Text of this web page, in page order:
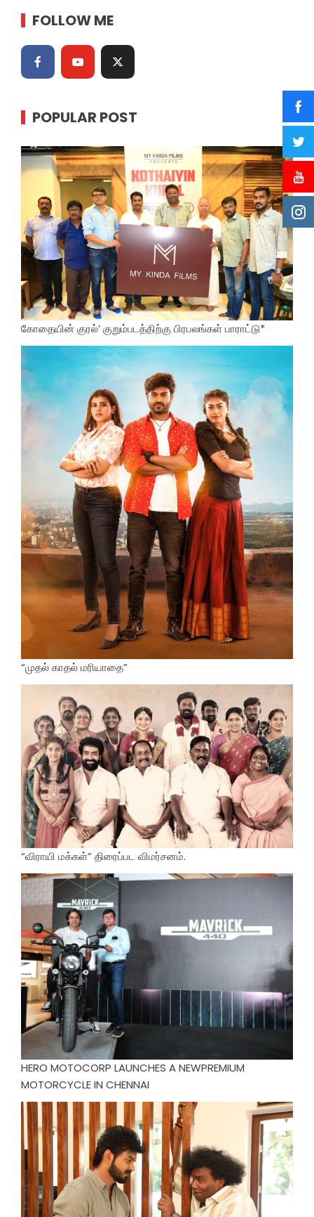
FOLLOW ME
POPULAR POST
கோதையின் குரல்’ குறும்படத்திற்கு பிரபலங்கள் பாராட்டு*
“முதல் காதல் மரியாதை”
“விராயி மக்கள்” திரைப்பட விமர்சனம்.
HERO MOTOCORP LAUNCHES A NEWPREMIUM
MOTORCYCLE IN CHENNAI